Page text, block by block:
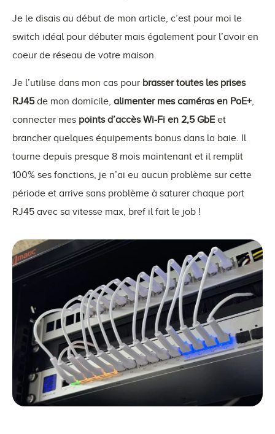
Je le disais au début de mon article, c’est pour moi le
switch idéal pour débuter mais également pour l’avoir en
coeur de réseau de votre maison.
Je l’utilise dans mon cas pour brasser toutes les prises
RJ45de mon domicile, alimenter mes caméras en PoE+,
connecter mes points d’accès Wi-Fi en 2,5 GbE et
brancher quelques équipements bonus dans la baie. Il
tourne depuis presque 8 mois maintenant et il remplit
100% ses fonctions, je n’ai eu aucun problème sur cette
période et arrive sans problème à saturer chaque port
RJ45 avec sa vitesse max, bref il fait le job !